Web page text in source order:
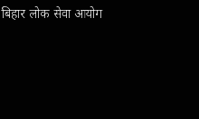
बिहार लोक सेवा आयोग